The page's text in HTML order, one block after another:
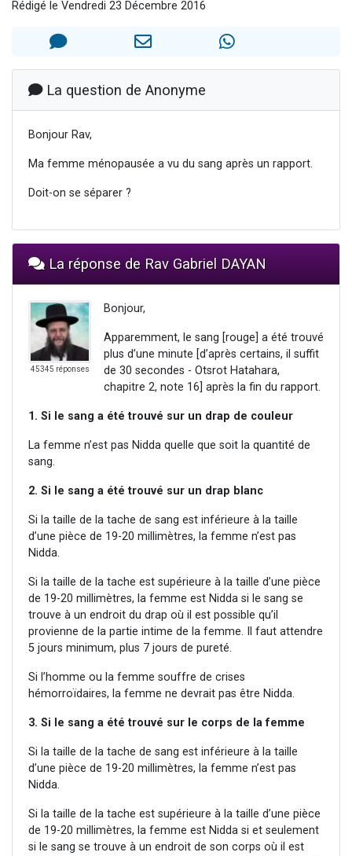
Il reste 49 places pour étudier en groupe sur Zoom
2 nouvelles musiques dans Torah-Box Music
6 personnes viennent de nous rejoindre sur WhatsApp
Rédigé le Vendredi 23 Décembre 2016
La question de Anonyme
Bonjour Rav,
Ma femme ménopausée a vu du sang après un rapport.
Doit-on se séparer ?
La réponse de Rav Gabriel DAYAN
45345 réponses
Bonjour,
Apparemment, le sang [rouge] a été trouvé
plus d’une minute [d’après certains, il suffit
de 30 secondes - Otsrot Hatahara,
chapitre 2, note 16] après la fin du rapport.
1. Si le sang a été trouvé sur un drap de couleur
La femme n’est pas Nidda quelle que soit la quantité de
sang.
2. Si le sang a été trouvé sur un drap blanc
Si la taille de la tache de sang est inférieure à la taille
d’une pièce de 19-20 millimètres, la femme n’est pas
Nidda.
Si la taille de la tache est supérieure à la taille d’une pièce
de 19-20 millimètres, la femme est Nidda si le sang se
trouve à un endroit du drap où il est possible qu’il
provienne de la partie intime de la femme. Il faut attendre
5 jours minimum, plus 7 jours de pureté.
Si l’homme ou la femme souffre de crises
hémorroïdaires, la femme ne devrait pas être Nidda.
3. Si le sang a été trouvé sur le corps de la femme
Si la taille de la tache de sang est inférieure à la taille
d’une pièce de 19-20 millimètres, la femme n’est pas
Nidda.
Si la taille de la tache est supérieure à la taille d’une pièce
de 19-20 millimètres, la femme est Nidda si et seulement
si le sang se trouve à un endroit de son corps où il est